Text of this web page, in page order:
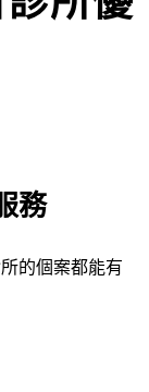
務
的個案都能有